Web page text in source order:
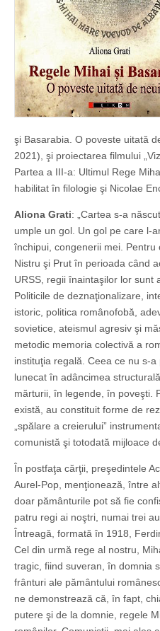
şi Basarabia. O poveste uitată
2021), şi proiectarea filmului
Partea a III-a: Ultimul Rege
habilitat în filologie şi Nicolae
Aliona Grati: „Cartea s-a
umple un gol. Un gol pe care l-
închipui, congenerii mei. Pentru
Nistru şi Prut în perioada când
URSS, regii înaintaşilor lor sunt
Politicile de deznaţionalizare,
istoric, politica românofobă,
sovietice, ateismul agresiv şi
metodic memoria colectivă a
instituţia regală. Ceea ce nu s-
lunecat în adâncimea
mărturii, în legende, în poveşti.
există, au constituit forme de
„spălare a creierului”
comunistă şi totodată mijloace
În postfaţa cărţii, preşedintele
Aurel-Pop, menţionează, între
doar pământurile pot să fie
patru regi ai noştri, numai trei
Întreagă, formată în 1918,
Cel din urmă rege al nostru,
tragic, fiind suveran, în domnia
frânturi ale pământului
ne demonstrează că, în fapt,
putere şi de la domnie, regele